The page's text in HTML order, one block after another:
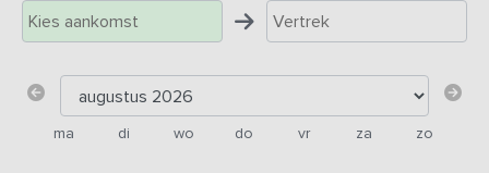
ma di wo do vr za zo